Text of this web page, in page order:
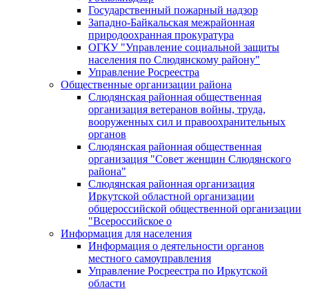
Государственный пожарный надзор
Западно-Байкальская межрайонная
природоохранная прокуратура
ОГКУ "Управление социальной защиты
населения по Слюдянскому району"
Управление Росреестра
Общественные организации района
Слюдянская районная общественная
организация ветеранов войны, труда,
вооруженных сил и правоохранительных
органов
Слюдянская районная общественная
организация "Совет женщин Слюдянского
района"
Слюдянская районная организация
Иркутской областной организации
общероссийской общественной организации
"Всероссийское о
Информация для населения
Информация о деятельности органов
местного самоуправления
Управление Росреестра по Иркутской
области